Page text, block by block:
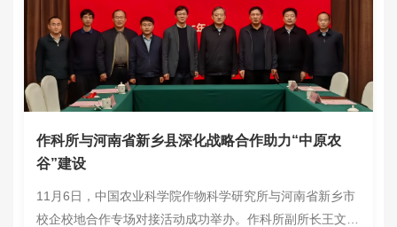
作科所与河南省新乡县深化战略合作助力“中原农
谷”建设
11月6日，中国农业科学院作物科学研究所与河南省新乡市
校企校地合作专场对接活动成功举办。作科所副所长王文生